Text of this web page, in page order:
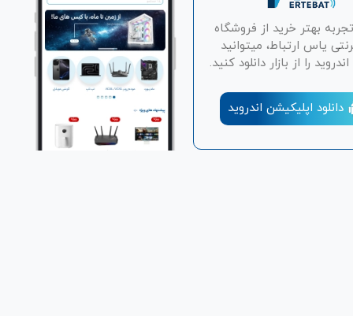
بهتر خرید از فروشگاه
یاس ارتباط، میتوانید
را از بازار دانلود کنید.
دانلود اپلیکیشن اندروید